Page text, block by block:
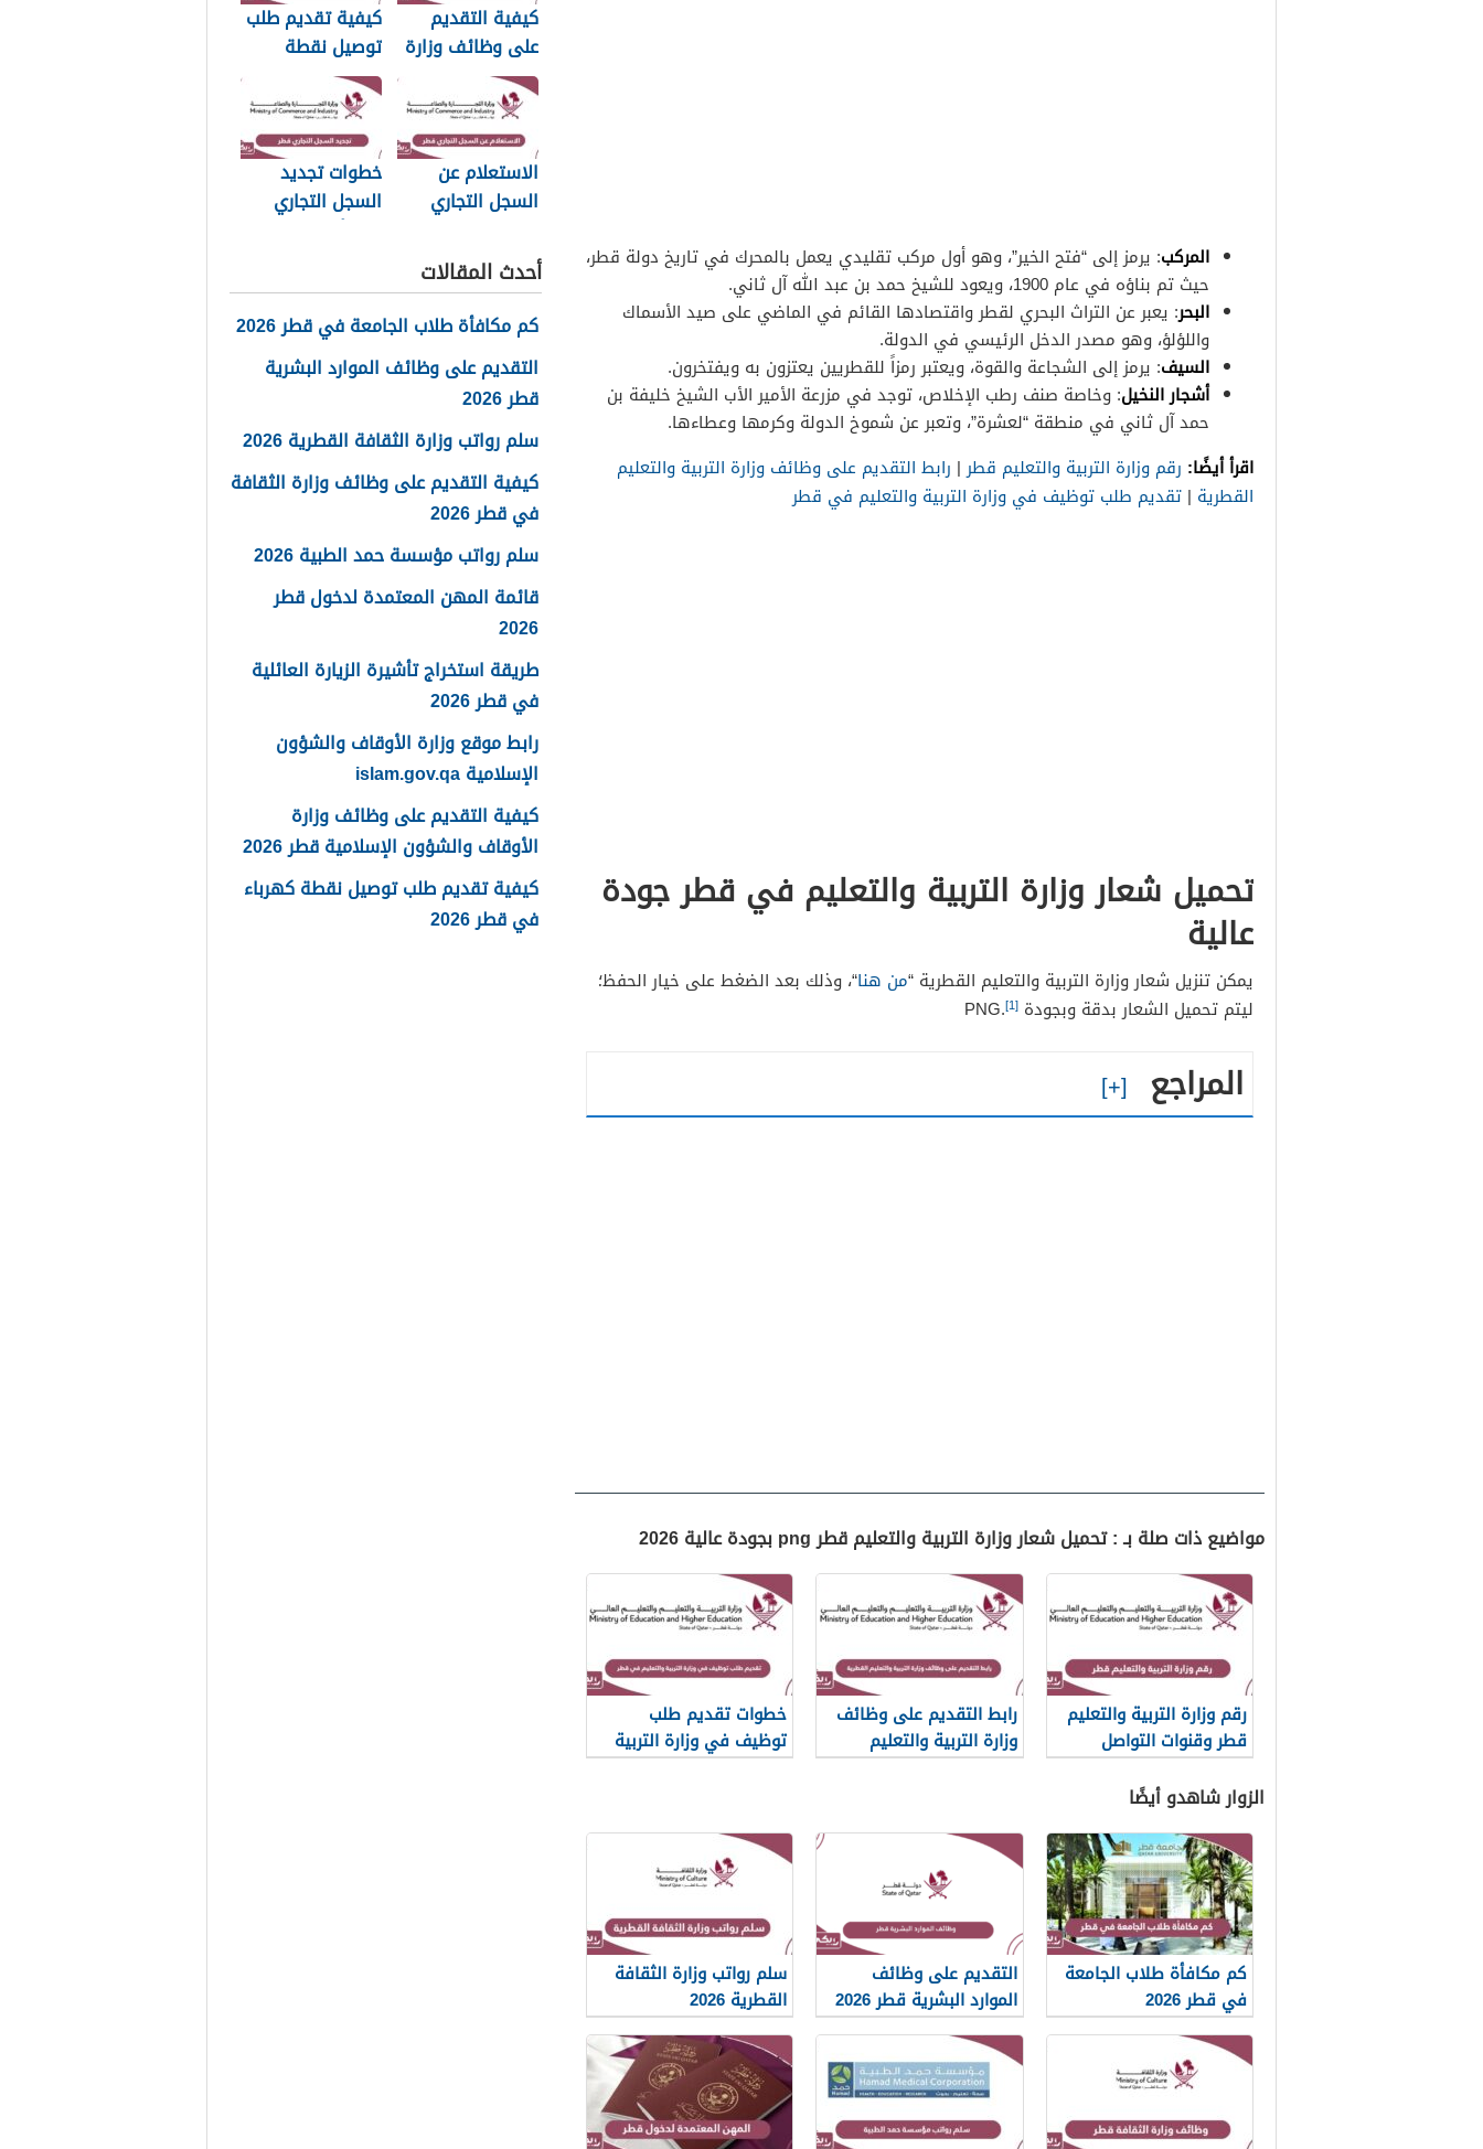
المركب: يرمز إلى “فتح الخير”، وهو أول مركب تقليدي يعمل بالمحرك في تاريخ دولة قطر،
حيث تم بناؤه في عام 1900، ويعود للشيخ حمد بن عبد الله آل ثاني.
البحر: يعبر عن التراث البحري لقطر واقتصادها القائم في الماضي على صيد الأسماك
واللؤلؤ، وهو مصدر الدخل الرئيسي في الدولة.
السيف: يرمز إلى الشجاعة والقوة، ويعتبر رمزاً للقطريين يعتزون به ويفتخرون.
أشجار النخيل: وخاصة صنف رطب الإخلاص، توجد في مزرعة الأمير الأب الشيخ خليفة بن
حمد آل ثاني في منطقة “لعشرة”، وتعبر عن شموخ الدولة وكرمها وعطاءها.
اقرأ أيضًا: رقم وزارة التربية والتعليم قطر| رابط التقديم على وظائف وزارة التربية والتعليم
القطرية | تقديم طلب توظيف في وزارة التربية والتعليم في قطر
تحميل شعار وزارة التربية والتعليم في قطر جودة
عالية
يمكن تنزيل شعار وزارة التربية والتعليم القطرية “من هنا“، وذلك بعد الضغط على خيار الحفظ؛
ليتم تحميل الشعار بدقة وبجودة PNG. [1]
المراجع
مواضيع ذات صلة بـ : تحميل شعار وزارة التربية والتعليم قطر png بجودة عالية 2026
رقم وزارة التربية والتعليم
قطر وقنوات التواصل
رابط التقديم على وظائف
وزارة التربية والتعليم
القطرية
خطوات تقديم طلب
توظيف في وزارة التربية
والتعليم في قطر 2026
الزوار شاهدو أيضًا
كم مكافأة طلاب الجامعة
في قطر 2026
التقديم على وظائف
الموارد البشرية قطر 2026
سلم رواتب وزارة الثقافة
القطرية 2026
كيفية التقديم
على وظائف وزارة
الأوقاف والشؤون
الإسلامية قطر
2026
كيفية تقديم طلب
توصيل نقطة
كهرباء في قطر
2026
الاستعلام عن
السجل التجاري
خطوات تجديد
السجل التجاري
قطر أون لاين
أحدث المقالات
كم مكافأة طلاب الجامعة في قطر 2026
التقديم على وظائف الموارد البشرية
قطر 2026
سلم رواتب وزارة الثقافة القطرية 2026
كيفية التقديم على وظائف وزارة الثقافة
في قطر 2026
سلم رواتب مؤسسة حمد الطبية 2026
قائمة المهن المعتمدة لدخول قطر
2026
طريقة استخراج تأشيرة الزيارة العائلية
في قطر 2026
رابط موقع وزارة الأوقاف والشؤون
الإسلامية islam.gov.qa
كيفية التقديم على وظائف وزارة
الأوقاف والشؤون الإسلامية قطر 2026
كيفية تقديم طلب توصيل نقطة كهرباء
في قطر 2026